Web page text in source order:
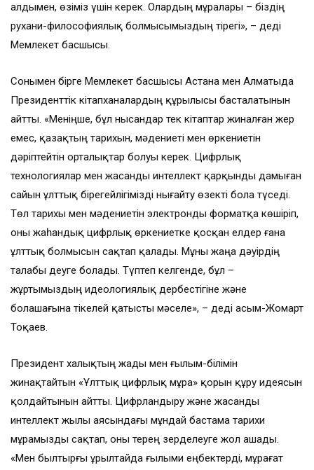
алдымен, өзіміз үшін керек. Олардың мұралары – біздің
рухани-философиялық болмысымыздың тірегі», – деді
Мемлекет басшысы.
Сонымен бірге Мемлекет басшысы Астана мен Алматыда
Президенттік кітапханалардың құрылысы басталатынын
айтты. «Меніңше, бұл нысандар тек кітаптар жиналған жер
емес, қазақтың тарихын, мәдениеті мен өркениетін
дәріптейтін орталықтар болуы керек. Цифрлық
технологиялар мен жасанды интеллект қарқынды дамыған
сайын ұлттық бірегейлігімізді нығайту өзекті бола түседі.
Төл тарихы мен мәдениетін электронды форматқа көшіріп,
оны жаһандық цифрлық өркениетке қосқан елдер ғана
ұлттық болмысын сақтап қалады. Мұны жаңа дәуірдің
талабы деуге болады. Түптеп келгенде, бұл –
жұртымыздың идеологиялық дербестігіне және
болашағына тікелей қатысты мәселе», – деді Қасым-Жомарт
Тоқаев.
Президент халықтың жады мен ғылым-білімін
жинақтайтын «Ұлттық цифрлық мұра» қорын құру идеясын
қолдайтынын айтты. Цифрландыру және жасанды
интеллект жылы аясындағы мұндай бастама тарихи
мұрамызды сақтап, оны терең зерделеуге жол ашады.
«Мен былтырғы Құрылтайда ғылыми еңбектерді, мұрағат